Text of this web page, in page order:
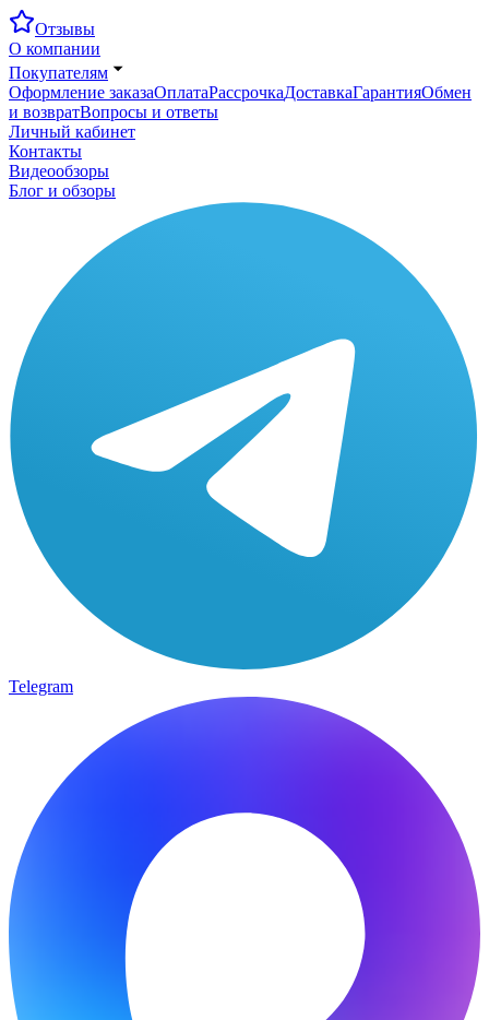
Отзывы
О компании
Покупателям
Оформление заказаОплатаРассрочкаДоставкаГарантияОбмен
и возвратВопросы и ответы
Личный кабинет
Контакты
Видеообзоры
Блог и обзоры
Telegram